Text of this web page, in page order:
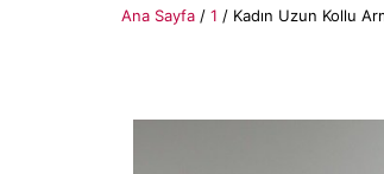
Ana Sayfa / 1 / Kadın Uzun Kollu